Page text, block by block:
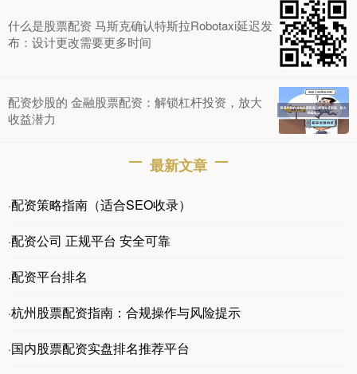
什么是股票配资 马斯克确认特斯拉Robotaxi延迟发
布：设计更改需要更多时间
配资炒股的 金融股票配资：解锁杠杆投资，放大
收益潜力
最新文章
·配资策略指南（适合SEO收录）
·配资公司 正规平台 安全可靠
·配资平台排名
·杭州股票配资指南：合规操作与风险提示
·国内股票配资实盘排名推荐平台